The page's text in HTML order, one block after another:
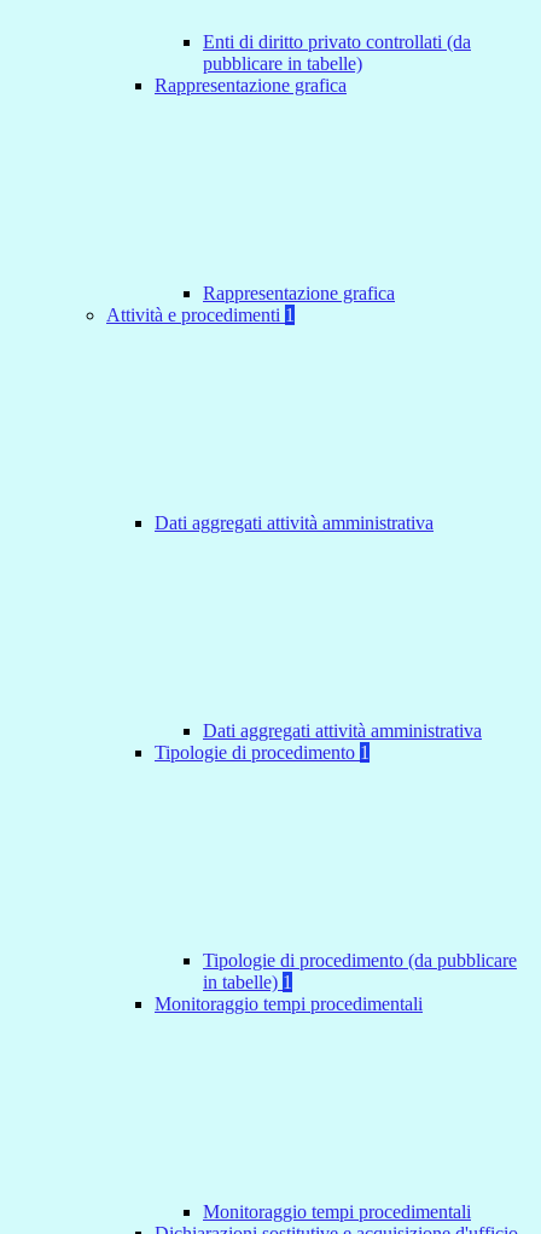
Enti di diritto privato controllati (da
pubblicare in tabelle)
Rappresentazione grafica
Rappresentazione grafica
Attività e procedimenti 1
Dati aggregati attività amministrativa
Dati aggregati attività amministrativa
Tipologie di procedimento 1
Tipologie di procedimento (da pubblicare
in tabelle) 1
Monitoraggio tempi procedimentali
Monitoraggio tempi procedimentali